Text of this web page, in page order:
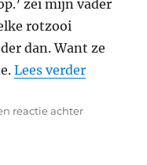
zei mijn vader
rotzooi
dan. Want ze
Lees verder“PDA en
reactie achterop